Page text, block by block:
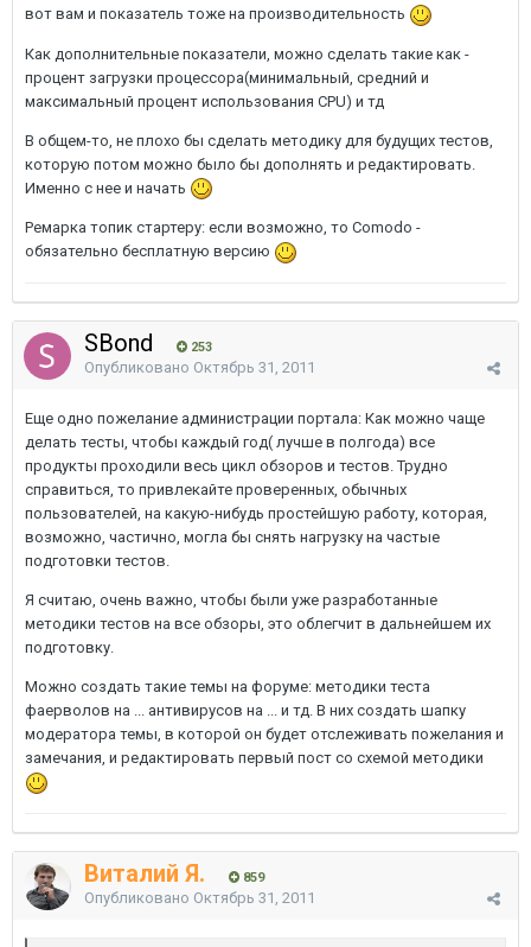
вот вам и показатель тоже на производительность
Как дополнительные показатели, можно сделать такие как -
процент загрузки процессора(минимальный, средний и
максимальный процент использования CPU) и тд
В общем-то, не плохо бы сделать методику для будущих тестов,
которую потом можно было бы дополнять и редактировать.
Именно с нее и начать
Ремарка топик стартеру: если возможно, то Comodo -
обязательно бесплатную версию
SBond 253
Опубликовано Октябрь 31, 2011
Еще одно пожелание администрации портала: Как можно чаще
делать тесты, чтобы каждый год( лучше в полгода) все
продукты проходили весь цикл обзоров и тестов. Трудно
справиться, то привлекайте проверенных, обычных
пользователей, на какую-нибудь простейшую работу, которая,
возможно, частично, могла бы снять нагрузку на частые
подготовки тестов.
Я считаю, очень важно, чтобы были уже разработанные
методики тестов на все обзоры, это облегчит в дальнейшем их
подготовку.
Можно создать такие темы на форуме: методики теста
фаерволов на ... антивирусов на ... и тд. В них создать шапку
модератора темы, в которой он будет отслеживать пожелания и
замечания, и редактировать первый пост со схемой методики
Виталий Я. 859
Опубликовано Октябрь 31, 2011